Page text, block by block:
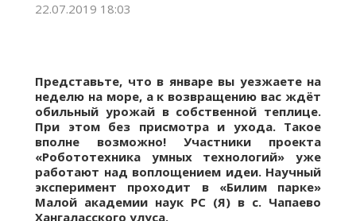
22.07.2019 18:03
Представьте, что в январе вы уезжаете на
неделю на море, а к возвращению вас ждёт
обильный урожай в собственной теплице.
При этом без присмотра и ухода. Такое
вполне возможно! Участники проекта
«Робототехника умных технологий» уже
работают над воплощением идеи. Научный
эксперимент проходит в «Билим парке»
Малой академии наук РС (Я) в с. Чапаево
Хангаласского улуса.